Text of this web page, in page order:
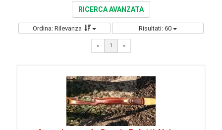
RICERCA AVANZATA
Ordina: Rilevanza Risultati: 60
« 1 «